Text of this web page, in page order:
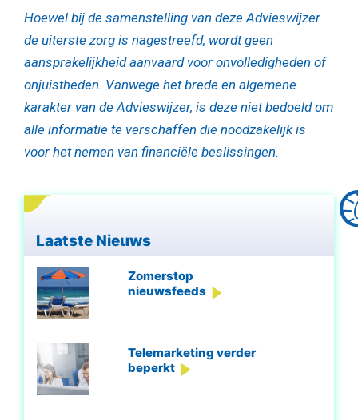
Hoewel bij de samenstelling van deze Advieswijzer
de uiterste zorg is nagestreefd, wordt geen
aansprakelijkheid aanvaard voor onvolledigheden of
onjuistheden. Vanwege het brede en algemene
karakter van de Advieswijzer, is deze niet bedoeld om
alle informatie te verschaffen die noodzakelijk is
voor het nemen van financiële beslissingen.
Laatste Nieuws
Zomerstop
nieuwsfeeds
Telemarketing verder
beperkt